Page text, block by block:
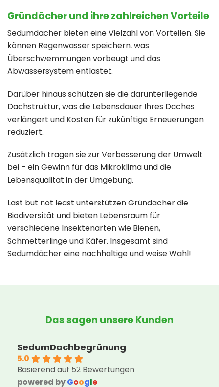
Gründächer und ihre zahlreichen Vorteile
Sedumdächer bieten eine Vielzahl von Vorteilen. Sie
können Regenwasser speichern, was
Überschwemmungen vorbeugt und das
Abwassersystem entlastet.
Darüber hinaus schützen sie die darunterliegende
Dachstruktur, was die Lebensdauer Ihres Daches
verlängert und Kosten für zukünftige Erneuerungen
reduziert.
Zusätzlich tragen sie zur Verbesserung der Umwelt
bei – ein Gewinn für das Mikroklima und die
Lebensqualität in der Umgebung.
Last but not least unterstützen Gründächer die
Biodiversität und bieten Lebensraum für
verschiedene Insektenarten wie Bienen,
Schmetterlinge und Käfer. Insgesamt sind
Sedumdächer eine nachhaltige und weise Wahl!
Das sagen unsere Kunden
SedumDachbegrünung
5.0
Basierend auf 52 Bewertungen
powered byGoogle